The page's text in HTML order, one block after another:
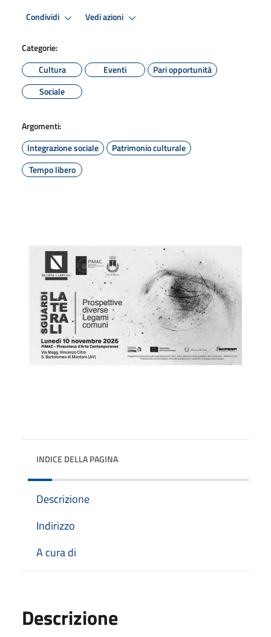
Condividi Vedi azioni
Categorie:
Cultura
Eventi
Pari opportunità
Sociale
Argomenti:
Integrazione sociale
Patrimonio culturale
Tempo libero
INDICE DELLA PAGINA
Descrizione
Indirizzo
A cura di
Descrizione